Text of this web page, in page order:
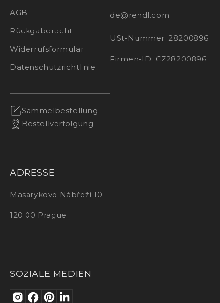
AGB
Rückgaberecht
Widerrufsformular
Datenschutzrichtlinie
Sammelbestellung
Bestellverfolgung
de@rendl.com
USt-Nummer: 28200896
Firmen-ID: CZ28200896
ADRESSE
Masarykovo Nábřeží 10
120 00 Prague
SOZIALE MEDIEN